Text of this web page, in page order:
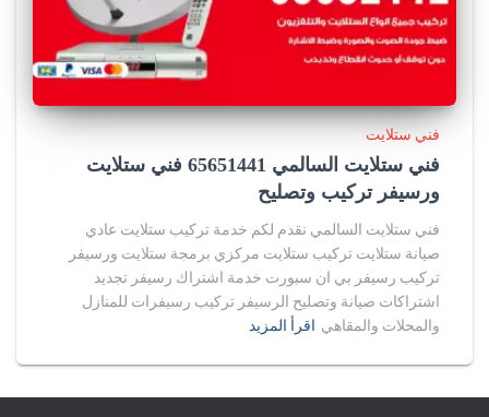
فني ستلايت
فني ستلايت السالمي 65651441 فني ستلايت
ورسيفر تركيب وتصليح
فني ستلايت السالمي نقدم لكم خدمة تركيب ستلايت عادي
صيانة ستلايت تركيب ستلايت مركزي برمجة ستلايت ورسيفر
تركيب رسيفر بي ان سبورت خدمة اشتراك رسيفر تجديد
اشتراكات صيانة وتصليح الرسيفر تركيب رسيفرات للمنازل
والمحلات والمقاهي اقرأ المزيد